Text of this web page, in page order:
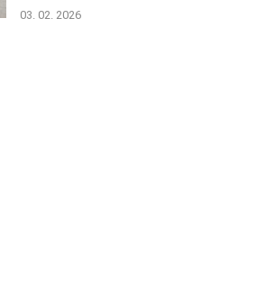
03. 02. 2026